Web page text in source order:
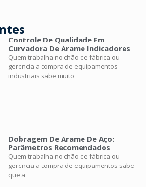
Controle De Qualidade Em
Curvadora De Arame Indicadores
Quem trabalha no chão de fábrica ou
gerencia a compra de equipamentos
industriais sabe muito
Dobragem De Arame De Aço:
Parâmetros Recomendados
Quem trabalha no chão de fábrica ou
gerencia a compra de equipamentos sabe
que a